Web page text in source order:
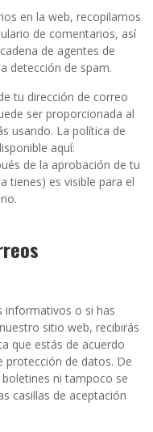
en la web, recopilamos
de comentarios, así
de agentes de
detección de spam.
tu dirección de correo
ser proporcionada al
usando. La política de
aquí:
de la aprobación de tu
tienes) es visible para el
informativos o si has
sitio web, recibirás
que estás de acuerdo
protección de datos. De
ni tampoco se
casillas de aceptación